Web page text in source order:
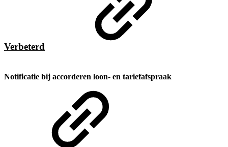
Verbeterd
Notificatie bij accorderen loon- en tariefafspraak